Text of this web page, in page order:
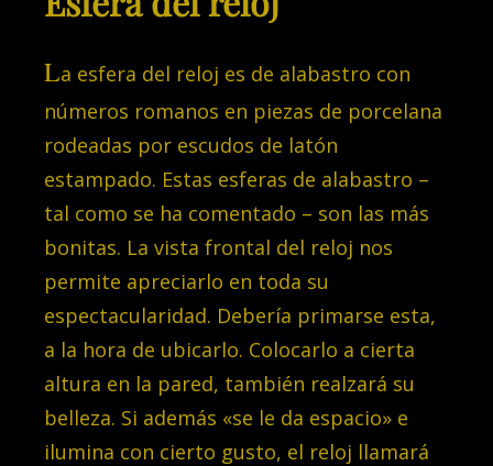
La esfera del reloj es de alabastro con
números romanos en piezas de porcelana
rodeadas por escudos de latón
estampado. Estas esferas de alabastro –
tal como se ha comentado – son las más
bonitas. La vista frontal del reloj nos
permite apreciarlo en toda su
espectacularidad. Debería primarse esta,
a la hora de ubicarlo. Colocarlo a cierta
altura en la pared, también realzará su
belleza. Si además «se le da espacio» e
ilumina con cierto gusto, el reloj llamará